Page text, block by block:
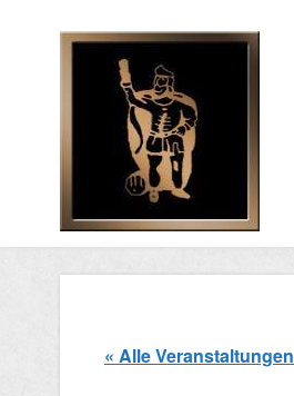
« Alle Veranstaltungen